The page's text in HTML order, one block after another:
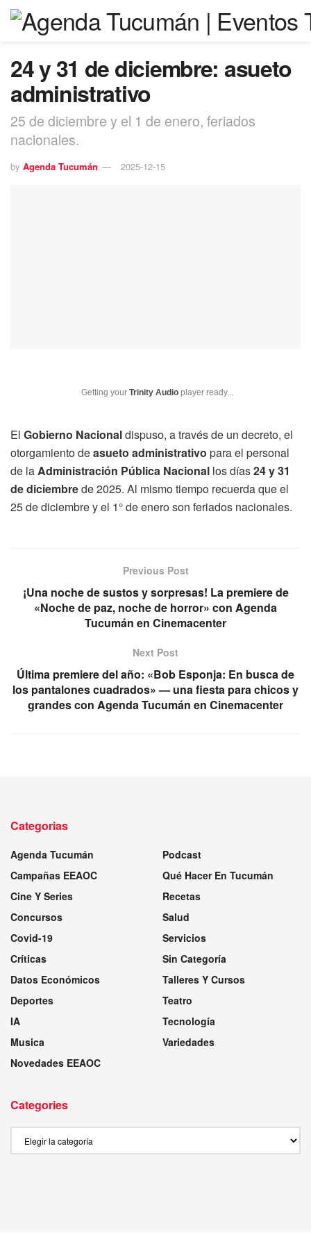
24 y 31 de diciembre: asueto
administrativo
25 de diciembre y el 1 de enero, feriados
nacionales.
by Agenda Tucumán 2025-12-15
Getting your Trinity Audio player ready...
El Gobierno Nacionaldispuso, a través de un decreto, el
otorgamiento deasueto administrativo para el personal
de laAdministración Pública Nacional los días24 y 31
de diciembrede 2025. Al mismo tiempo recuerda que el
25 de diciembre y el 1° de enero son feriados nacionales.
Previous Post
¡Una noche de sustos y sorpresas! La premiere de
«Noche de paz, noche de horror» con Agenda
Tucumán en Cinemacenter
Next Post
Última premiere del año: «Bob Esponja: En busca de
los pantalones cuadrados» — una fiesta para chicos y
grandes con Agenda Tucumán en Cinemacenter
Categorias
Agenda Tucumán
Campañas EEAOC
Cine Y Series
Concursos
Covid-19
Críticas
Datos Económicos
Deportes
IA
Musica
Novedades EEAOC
Podcast
Qué Hacer En Tucumán
Recetas
Salud
Servicios
Sin Categoría
Talleres Y Cursos
Teatro
Tecnología
Variedades
Categories